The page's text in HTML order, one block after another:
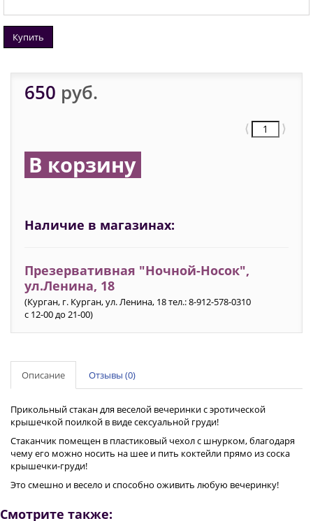
Купить
650 руб.
⟨ ⟩
В корзину
Наличие в магазинах:
Презервативная "Ночной-Носок",
ул.Ленина, 18
(Курган, г. Курган, ул. Ленина, 18 тел.: 8-912-578-0310
с 12-00 до 21-00)
Описание Отзывы (0)
Прикольный стакан для веселой вечеринки с эротической
крышечкой поилкой в виде сексуальной груди!
Стаканчик помещен в пластиковый чехол с шнурком, благодаря
чему его можно носить на шее и пить коктейли прямо из соска
крышечки-груди!
Это смешно и весело и способно оживить любую вечеринку!
Смотрите также: